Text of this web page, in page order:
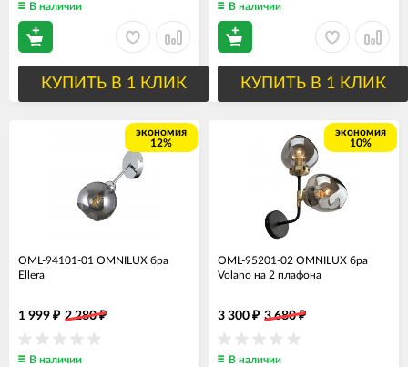
В наличии
КУПИТЬ В 1 КЛИК
В наличии
КУПИТЬ В 1 КЛИК
экономия
12%
OML-94101-01 OMNILUX бра
Ellera
1 999 ₽ 2 280₽
В наличии
экономия
10%
OML-95201-02 OMNILUX бра
Volano на 2 плафона
3 300 ₽ 3 680₽
В наличии